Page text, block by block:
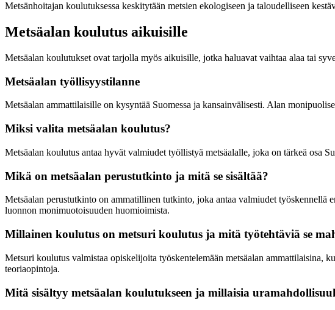
Metsänhoitajan koulutuksessa keskitytään metsien ekologiseen ja taloudelliseen
Metsäalan koulutus aikuisille
Metsäalan koulutukset ovat tarjolla myös aikuisille, jotka haluavat vaihtaa alaa tai
Metsäalan työllisyystilanne
Metsäalan ammattilaisille on kysyntää Suomessa ja kansainvälisesti. Alan
Miksi valita metsäalan koulutus?
Metsäalan koulutus antaa hyvät valmiudet työllistyä metsäalalle, joka on tärkeä osa
Mikä on metsäalan perustutkinto ja mitä se sisältää?
Metsäalan perustutkinto on ammatillinen tutkinto, joka antaa valmiudet työskennellä
luonnon monimuotoisuuden huomioimista.
Millainen koulutus on metsuri koulutus ja mitä työtehtäviä se
Metsuri koulutus valmistaa opiskelijoita työskentelemään metsäalan ammattilaisina,
teoriaopintoja.
Mitä sisältyy metsäalan koulutukseen ja millaisia